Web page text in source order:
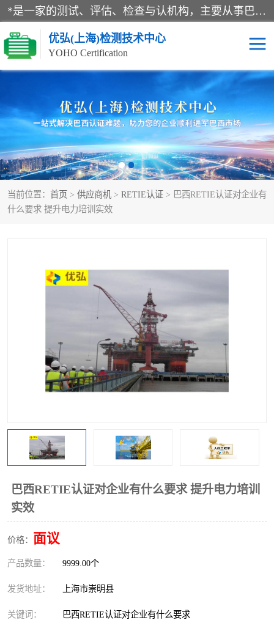
*是一家的测试、评估、检查与认机构，主要从事巴西NR10认证、NR12认证、NR13认证；ANATEL认证、INMTRO认证，欧盟CE认证：MD认证，PED认证，MID认证，ATEX认证，德国蓝色天使认证。
优弘(上海)检测技术中心
YOHO Certification
当前位置： 首页 > 供应商机 > RETIE认证 > 巴西RETIE认证对企业有
什么要求 提升电力培训实效
巴西RETIE认证对企业有什么要求 提升电力培训
实效
价格： 面议
产品数量： 9999.00个
发货地址： 上海市崇明县
关键词： 巴西RETIE认证对企业有什么要求
RECYCLASS认证 NR10认证
NR12认证 NR13认证
ART认证 巴西NR认证
巴西认证 RETIE认证